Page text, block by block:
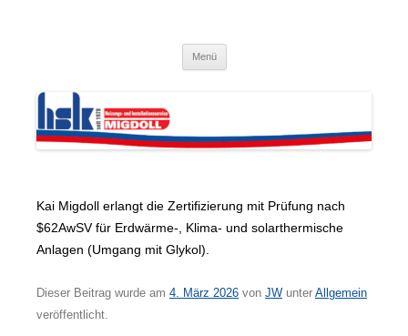
Installationsservice GmbH
Menü
Kai Migdoll erlangt die Zertifizierung mit Prüfung nach
$62AwSV für Erdwärme-, Klima- und solarthermische
Anlagen (Umgang mit Glykol).
Dieser Beitrag wurde am 4. März 2026 von JW unter Allgemein
veröffentlicht.